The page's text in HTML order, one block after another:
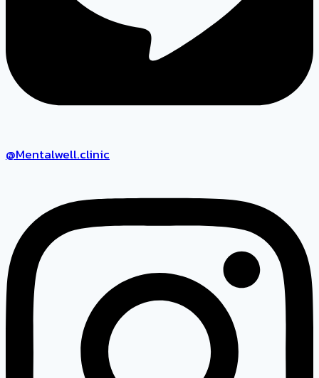
@Mentalwell.clinic